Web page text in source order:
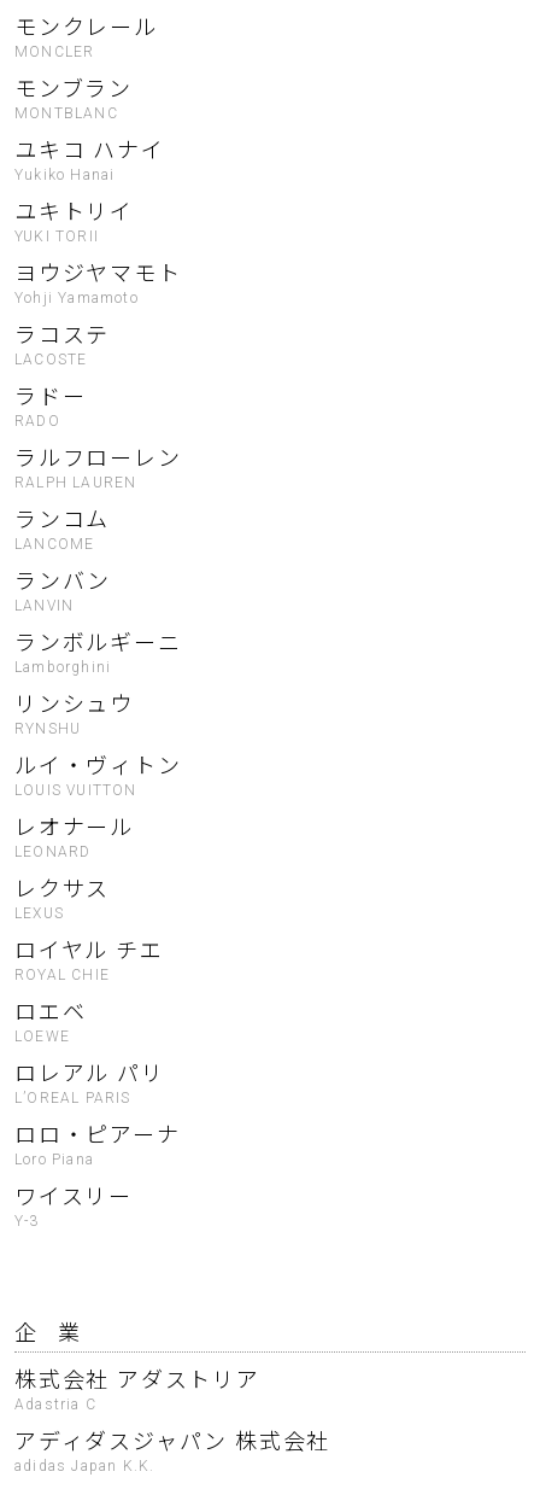
モンクレール
MONCLER
モンブラン
MONTBLANC
ユキコ ハナイ
Yukiko Hanai
ユキトリイ
YUKI TORII
ヨウジヤマモト
Yohji Yamamoto
ラコステ
LACOSTE
ラドー
RADO
ラルフローレン
RALPH LAUREN
ランコム
LANCOME
ランバン
LANVIN
ランボルギーニ
Lamborghini
リンシュウ
RYNSHU
ルイ・ヴィトン
LOUIS VUITTON
レオナール
LEONARD
レクサス
LEXUS
ロイヤル チエ
ROYAL CHIE
ロエベ
LOEWE
ロレアル パリ
L’OREAL PARIS
ロロ・ピアーナ
Loro Piana
ワイスリー
Y-3
企 業
株式会社 アダストリア
Adastria C
アディダスジャパン 株式会社
adidas Japan K.K.